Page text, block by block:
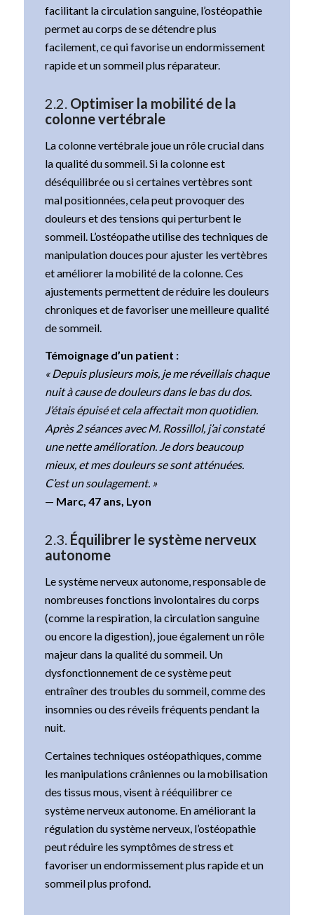
facilitant la circulation sanguine, l’ostéopathie
permet au corps de se détendre plus
facilement, ce qui favorise un endormissement
rapide et un sommeil plus réparateur.
2.2. Optimiser la mobilité de la
colonne vertébrale
La colonne vertébrale joue un rôle crucial dans
la qualité du sommeil. Si la colonne est
déséquilibrée ou si certaines vertèbres sont
mal positionnées, cela peut provoquer des
douleurs et des tensions qui perturbent le
sommeil. L’ostéopathe utilise des techniques de
manipulation douces pour ajuster les vertèbres
et améliorer la mobilité de la colonne. Ces
ajustements permettent de réduire les douleurs
chroniques et de favoriser une meilleure qualité
de sommeil.
Témoignage d’un patient :
« Depuis plusieurs mois, je me réveillais chaque
nuit à cause de douleurs dans le bas du dos.
J’étais épuisé et cela affectait mon quotidien.
Après 2 séances avec M. Rossillol, j’ai constaté
une nette amélioration. Je dors beaucoup
mieux, et mes douleurs se sont atténuées.
C’est un soulagement. »
— Marc, 47 ans, Lyon
2.3. Équilibrer le système nerveux
autonome
Le système nerveux autonome, responsable de
nombreuses fonctions involontaires du corps
(comme la respiration, la circulation sanguine
ou encore la digestion), joue également un rôle
majeur dans la qualité du sommeil. Un
dysfonctionnement de ce système peut
entraîner des troubles du sommeil, comme des
insomnies ou des réveils fréquents pendant la
nuit.
Certaines techniques ostéopathiques, comme
les manipulations crâniennes ou la mobilisation
des tissus mous, visent à rééquilibrer ce
système nerveux autonome. En améliorant la
régulation du système nerveux, l’ostéopathie
peut réduire les symptômes de stress et
favoriser un endormissement plus rapide et un
sommeil plus profond.